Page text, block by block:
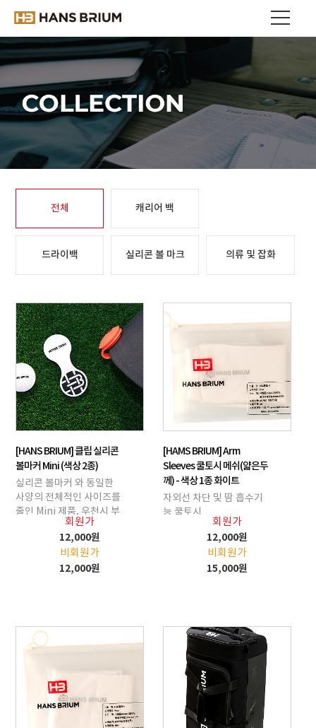
전체 캐리어 백
드라이백 실리콘 볼 마크 의류 및 잡화
[HANS BRIUM] 클립 실리콘
볼마커 Mini (색상 2종)
실리콘 볼마커 와 동일한
사양의 전체적인 사이즈를
줄인 Mini 제품, 우천시 부
식현상이 없는 실리콘소재
회원가
12,000원
비회원가
12,000원
[HAMS BRIUM] Arm
Sleeves 쿨토시 메쉬(얇은두
께) - 색상 1종 화이트
자외선 차단 및 땀 흡수기
능 쿨토시
회원가
12,000원
비회원가
15,000원